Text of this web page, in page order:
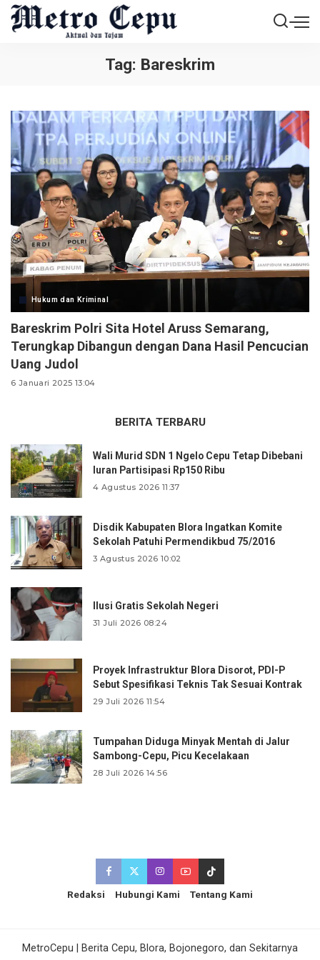
Tag: Bareskrim
Hukum dan Kriminal
Bareskrim Polri Sita Hotel Aruss Semarang,
Terungkap Dibangun dengan Dana Hasil Pencucian
Uang Judol
6 Januari 2025 13:04
BERITA TERBARU
Wali Murid SDN 1 Ngelo Cepu Tetap Dibebani
Iuran Partisipasi Rp150 Ribu
4 Agustus 2026 11:37
Disdik Kabupaten Blora Ingatkan Komite
Sekolah Patuhi Permendikbud 75/2016
3 Agustus 2026 10:02
Ilusi Gratis Sekolah Negeri
31 Juli 2026 08:24
Proyek Infrastruktur Blora Disorot, PDI-P
Sebut Spesifikasi Teknis Tak Sesuai Kontrak
29 Juli 2026 11:54
Tumpahan Diduga Minyak Mentah di Jalur
Sambong-Cepu, Picu Kecelakaan
28 Juli 2026 14:56
Redaksi Hubungi Kami Tentang Kami
MetroCepu | Berita Cepu, Blora, Bojonegoro, dan Sekitarnya